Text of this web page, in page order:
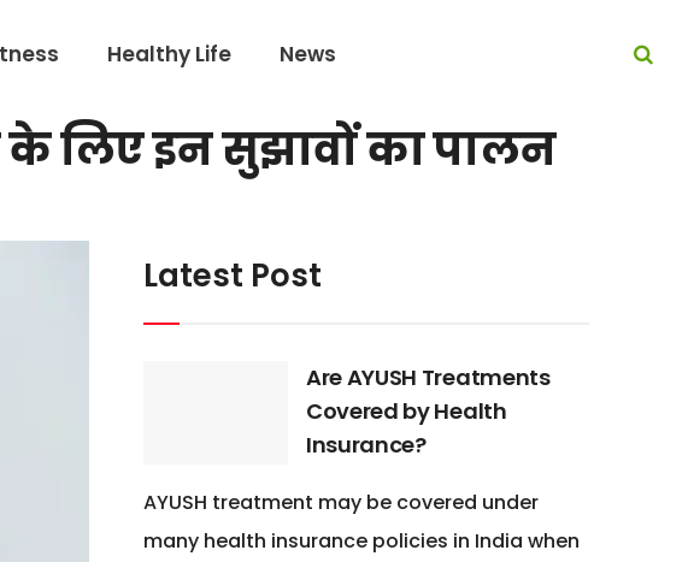
Healthy Life News
के लिए इन सुझावों का पालन
Latest Post
Are AYUSH Treatments
Covered by Health
Insurance?
AYUSH treatment may be covered under
many health insurance policies in India when